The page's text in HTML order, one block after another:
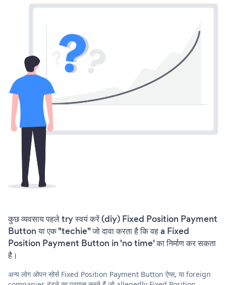
कुछ व्यवसाय पहले try स्वयं करें (diy) Fixed Position Payment
Button या एक "techie" जो दावा करता है कि वह a Fixed
Position Payment Button in 'no time' का निर्माण कर सकता
है।
अन्य लोग ओपन सोर्स Fixed Position Payment Button ऐप्स, या foreign